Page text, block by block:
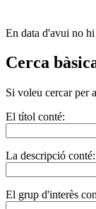
En data d'avui no hi
Cerca
Si voleu cercar per
El títol conté:
La descripció conté:
El grup d'interès